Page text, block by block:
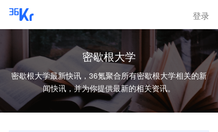
登录
密歇根大学
密歇根大学最新快讯，36氪聚合所有密歇根大学相关的新
闻快讯，并为你提供最新的相关资讯。